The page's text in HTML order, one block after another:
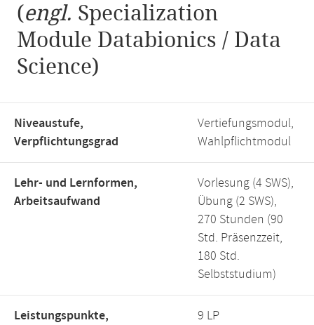
(engl. Specialization
Module Databionics / Data
Science)
Niveaustufe,
Verpflichtungsgrad
Vertiefungsmodul,
Wahlpflichtmodul
Lehr- und Lernformen,
Arbeitsaufwand
Vorlesung (4 SWS),
Übung (2 SWS),
270 Stunden (90
Std. Präsenzzeit,
180 Std.
Selbststudium)
Leistungspunkte,
9 LP